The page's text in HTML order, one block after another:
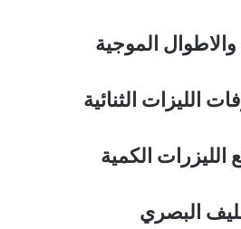
والاطوال الموجية
الليزات الثنائية
الليزرات الكمية
البصري